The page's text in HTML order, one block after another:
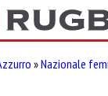
»Nazionale